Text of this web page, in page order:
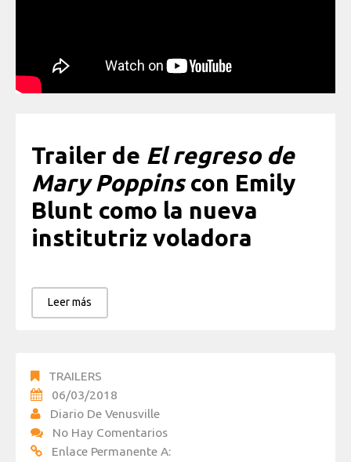
Trailer de El regreso de
Mary Poppinscon Emily
Blunt como la nueva
institutriz voladora
Leer más
TRAILERS
06/03/2018
Diario De Venusville
No Hay Comentarios
Enlace Permanente A: